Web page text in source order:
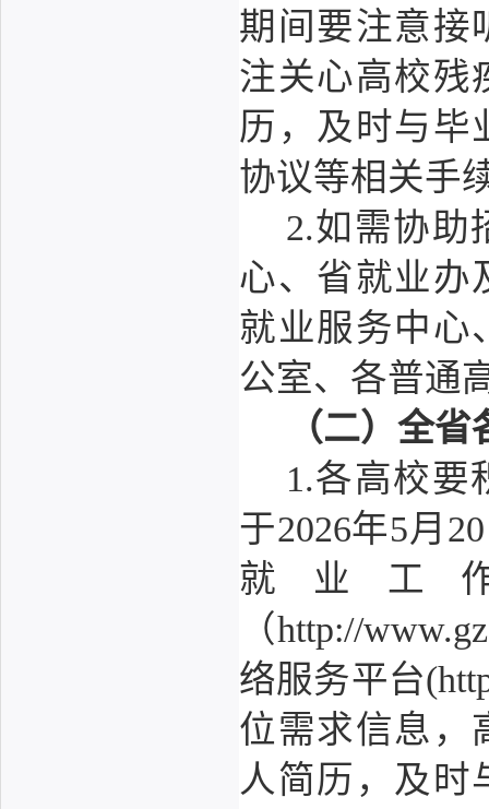
期间要注意接
注关心高校残
历，及时与毕
协议等相关手
2.如需协助
心、省就业办
就业服务中心
公室、各普通
（二）全
1.各高校要
于2026年5月
就业工
（http://
络服务平台
位需求信息，
人简历，及时